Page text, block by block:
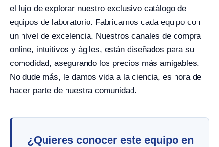
el lujo de explorar nuestro exclusivo catálogo de
equipos de laboratorio. Fabricamos cada equipo con
un nivel de excelencia. Nuestros canales de compra
online, intuitivos y ágiles, están diseñados para su
comodidad, asegurando los precios más amigables.
No dude más, le damos vida a la ciencia, es hora de
hacer parte de nuestra comunidad.
¿Quieres conocer este equipo en